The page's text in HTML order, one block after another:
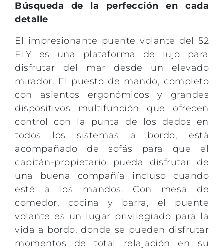
Búsqueda de la perfección en cada
detalle
El impresionante puente volante del 52
FLY es una plataforma de lujo para
disfrutar del mar desde un elevado
mirador. El puesto de mando, completo
con asientos ergonómicos y grandes
dispositivos multifunción que ofrecen
control con la punta de los dedos en
todos los sistemas a bordo, está
acompañado de sofás para que el
capitán-propietario pueda disfrutar de
una buena compañía incluso cuando
esté a los mandos. Con mesa de
comedor, cocina y barra, el puente
volante es un lugar privilegiado para la
vida a bordo, donde se pueden disfrutar
momentos de total relajación en su